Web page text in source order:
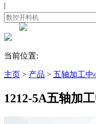
|
当前位置:
主页 > 产品 > 五轴加工中
1212-5A五轴加